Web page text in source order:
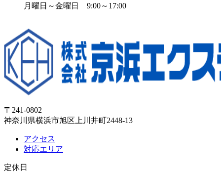
月曜日～金曜日 9:00～17:00
〒241-0802
神奈川県横浜市旭区上川井町2448-13
アクセス
対応エリア
定休日